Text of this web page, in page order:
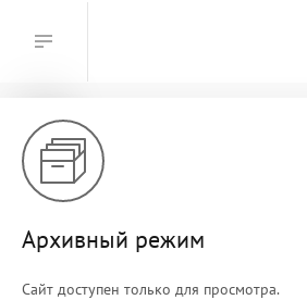
В АРХИВЕ
Архивный режим
Сайт доступен только для просмотра.